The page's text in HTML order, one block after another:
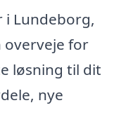
i Lundeborg,
overveje for
løsning til dit
nye